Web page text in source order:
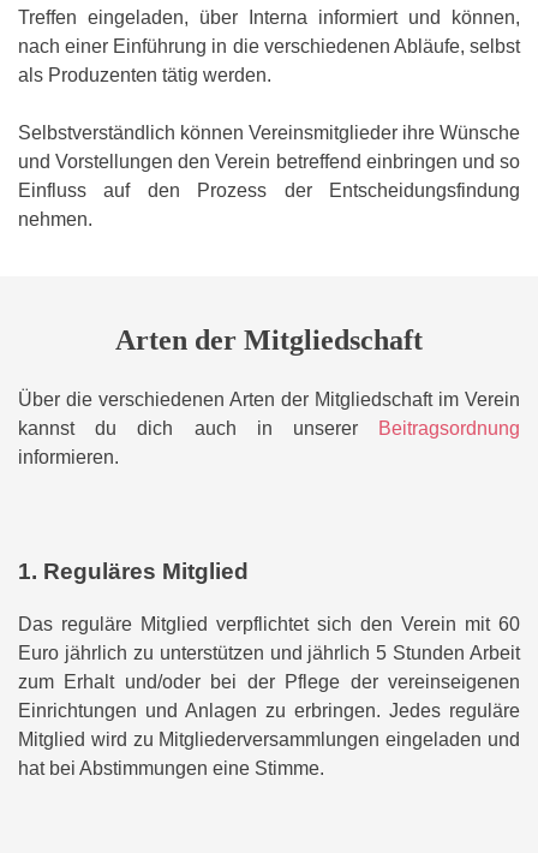
Treffen eingeladen, über Interna informiert und können,
nach einer Einführung in die verschiedenen Abläufe, selbst
als Produzenten tätig werden.
Selbstverständlich können Vereinsmitglieder ihre Wünsche
und Vorstellungen den Verein betreffend einbringen und so
Einfluss auf den Prozess der Entscheidungsfindung
nehmen.
Arten der Mitgliedschaft
Über die verschiedenen Arten der Mitgliedschaft im Verein
kannst du dich auch in unserer
Beitragsordnung
informieren.
1. Reguläres Mitglied
Das reguläre Mitglied verpflichtet sich den Verein mit 60
Euro jährlich zu unterstützen und jährlich 5 Stunden Arbeit
zum Erhalt und/oder bei der Pflege der vereinseigenen
Einrichtungen und Anlagen zu erbringen. Jedes reguläre
Mitglied wird zu Mitgliederversammlungen eingeladen und
hat bei Abstimmungen eine Stimme.